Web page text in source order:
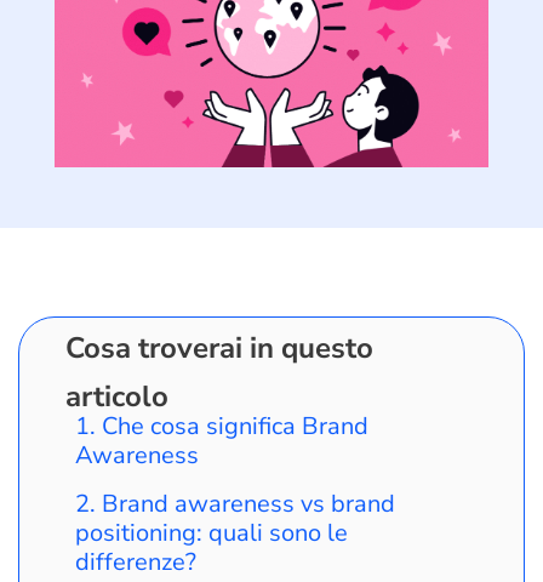
Cosa troverai in questo
articolo
Che cosa significa Brand
Awareness
Brand awareness vs brand
positioning: quali sono le
differenze?